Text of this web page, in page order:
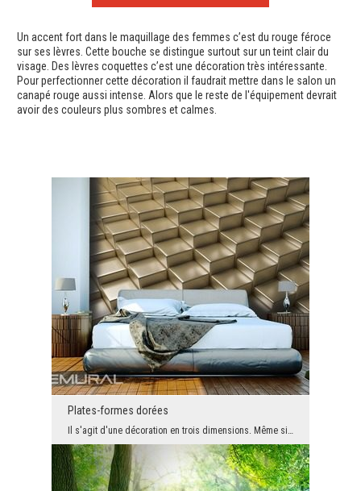
Un accent fort dans le maquillage des femmes c’est du rouge féroce
sur ses lèvres. Cette bouche se distingue surtout sur un teint clair du
visage. Des lèvres coquettes c’est une décoration très intéressante.
Pour perfectionner cette décoration il faudrait mettre dans le salon un
canapé rouge aussi intense. Alors que le reste de l'équipement devrait
avoir des couleurs plus sombres et calmes.
Plates-formes dorées